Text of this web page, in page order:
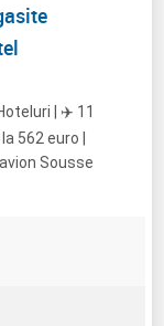
| ✈️ 11
562 euro |
Sousse